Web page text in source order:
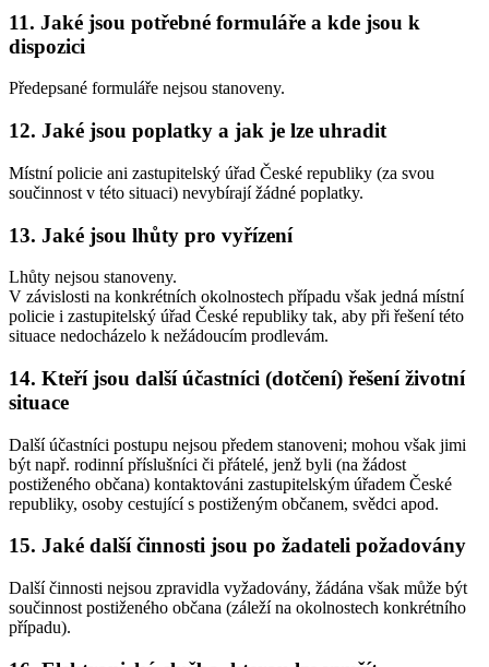
11. Jaké jsou potřebné formuláře a kde jsou k
dispozici
Předepsané formuláře nejsou stanoveny.
12. Jaké jsou poplatky a jak je lze uhradit
Místní policie ani zastupitelský úřad České republiky (za svou
součinnost v této situaci) nevybírají žádné poplatky.
13. Jaké jsou lhůty pro vyřízení
Lhůty nejsou stanoveny.
V závislosti na konkrétních okolnostech případu však jedná místní
policie i zastupitelský úřad České republiky tak, aby při řešení této
situace nedocházelo k nežádoucím prodlevám.
14. Kteří jsou další účastníci (dotčení) řešení životní
situace
Další účastníci postupu nejsou předem stanoveni; mohou však jimi
být např. rodinní příslušníci či přátelé, jenž byli (na žádost
postiženého občana) kontaktováni zastupitelským úřadem České
republiky, osoby cestující s postiženým občanem, svědci apod.
15. Jaké další činnosti jsou po žadateli požadovány
Další činnosti nejsou zpravidla vyžadovány, žádána však může být
součinnost postiženého občana (záleží na okolnostech konkrétního
případu).